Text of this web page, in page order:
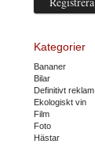
Kategorier
Bananer
Bilar
Definitivt reklam
Ekologiskt vin
Film
Foto
Hästar